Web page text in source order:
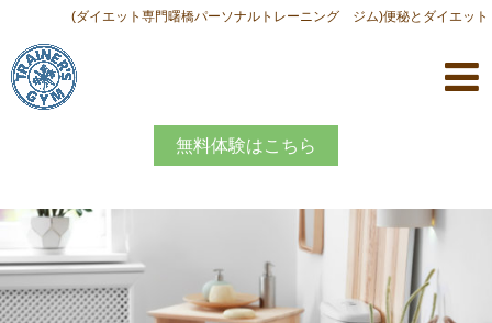
(ダイエット専門曙橋パーソナルトレーニング ジム)便秘とダイエット
無料体験はこちら